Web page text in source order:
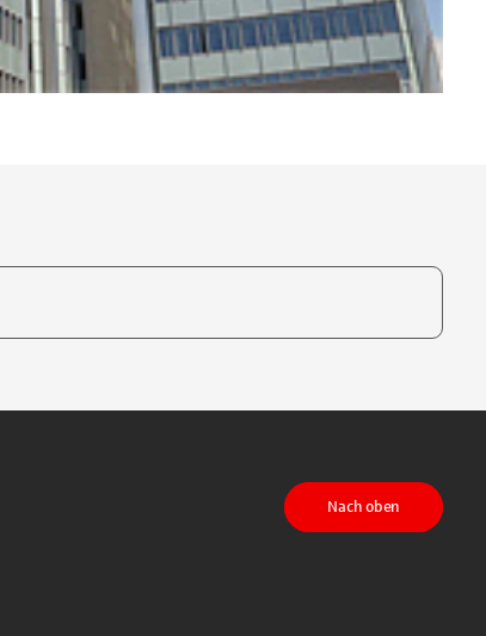
Nach oben